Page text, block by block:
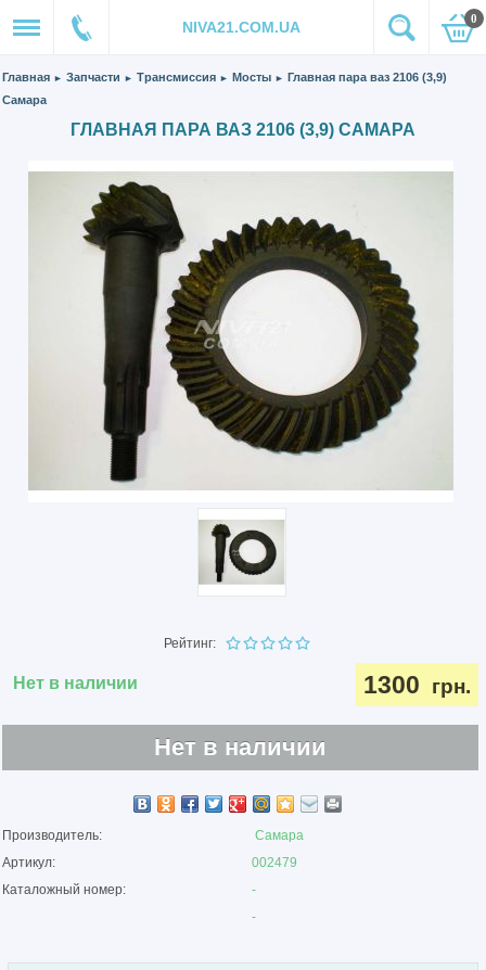
NIVA21.COM.UA 0
Главная ► Запчасти ► Трансмиссия ► Мосты ► Главная пара ваз 2106 (3,9)
Самара
ГЛАВНАЯ ПАРА ВАЗ 2106 (3,9) САМАРА
Рейтинг:
Нет в наличии 1300 грн.
Нет в наличии
Производитель:
Самара
Артикул:
002479
Каталожный номер:
-
-